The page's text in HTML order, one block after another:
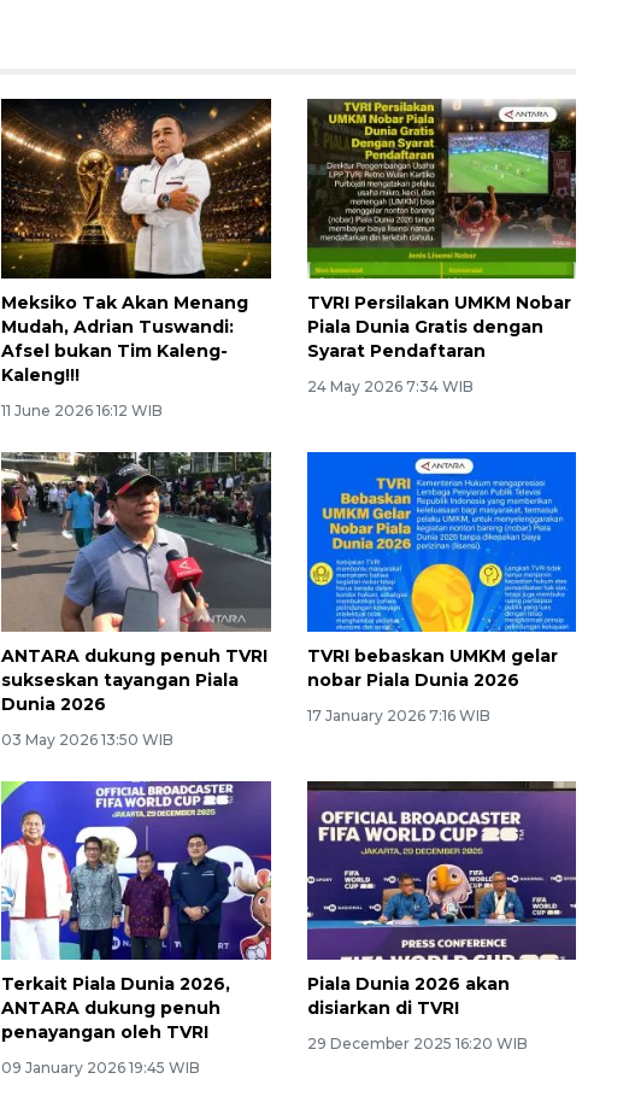
Meksiko Tak Akan Menang
Mudah, Adrian Tuswandi:
Afsel bukan Tim Kaleng-
Kaleng!!!
11 June 2026 16:12 WIB
TVRI Persilakan UMKM Nobar
Piala Dunia Gratis dengan
Syarat Pendaftaran
24 May 2026 7:34 WIB
ANTARA dukung penuh TVRI
sukseskan tayangan Piala
Dunia 2026
03 May 2026 13:50 WIB
TVRI bebaskan UMKM gelar
nobar Piala Dunia 2026
17 January 2026 7:16 WIB
Terkait Piala Dunia 2026,
ANTARA dukung penuh
penayangan oleh TVRI
09 January 2026 19:45 WIB
Piala Dunia 2026 akan
disiarkan di TVRI
29 December 2025 16:20 WIB